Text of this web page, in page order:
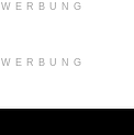
WERBUNG
WERBUNG